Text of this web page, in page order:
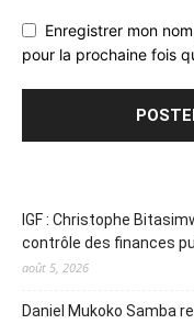
Enregistrer mon
pour la prochaine fois
IGF : Christophe
contrôle des finances
août 5, 2026
Daniel Mukoko Samba